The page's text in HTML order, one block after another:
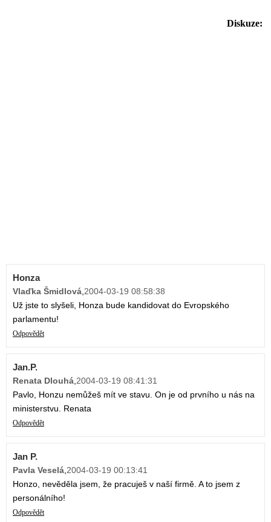
Diskuze:
Honza
Vlaďka Šmidlová 2004-03-19 08:58:38
Už jste to slyšeli, Honza bude kandidovat do Evropského
parlamentu!
Odpovědět
Jan.P.
Renata Dlouhá 2004-03-19 08:41:31
Pavlo, Honzu nemůžeš mít ve stavu. On je od prvního u nás na
ministerstvu. Renata
Odpovědět
Jan P.
Pavla Veselá 2004-03-19 00:13:41
Honzo, nevěděla jsem, že pracuješ v naší firmě. A to jsem z
personálního!
Odpovědět